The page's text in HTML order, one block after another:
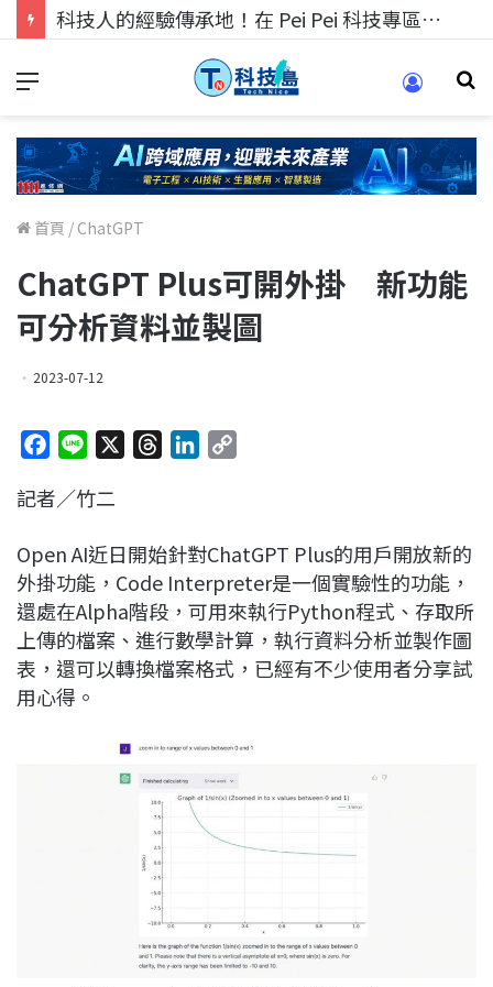
科技人的經驗傳承地！在 Pei Pei 科技專區，與學弟妹交流最硬核的技術
首頁 / ChatGPT
ChatGPT Plus可開外掛 新功能
可分析資料並製圖
2023-07-12
c
b
o
o
k
n
a
d
s
e
d
I
n
L
i
n
k
記者／竹二
Open AI近日開始針對ChatGPT Plus的用戶開放新的
外掛功能，Code Interpreter是一個實驗性的功能，
還處在Alpha階段，可用來執行Python程式、存取所
上傳的檔案、進行數學計算，執行資料分析並製作圖
表，還可以轉換檔案格式，已經有不少使用者分享試
用心得。